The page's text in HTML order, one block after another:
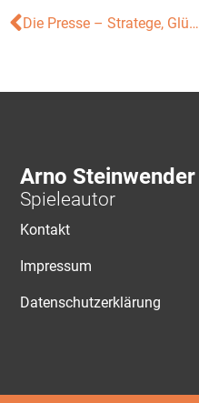
Die Presse – Stratege, Glückspieler, Kommunikativer
Arno Steinwender
Spieleautor
Kontakt
Impressum
Datenschutzerklärung